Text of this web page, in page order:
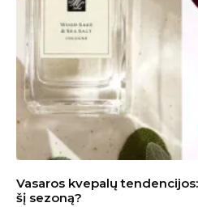
Vasaros kvepalų
šį sezoną?